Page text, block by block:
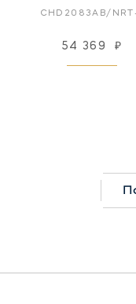
CHD2083AB/
54 369 ₽